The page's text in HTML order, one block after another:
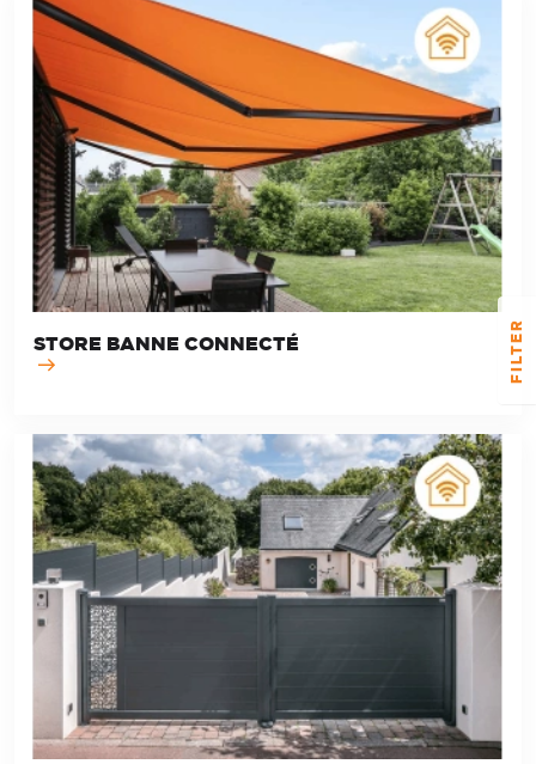
STORE BANNE CONNECTÉ FILTER